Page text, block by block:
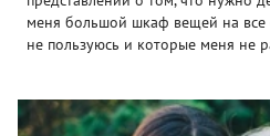
меня большой шкаф вещей на все
не пользуюсь и которые меня не